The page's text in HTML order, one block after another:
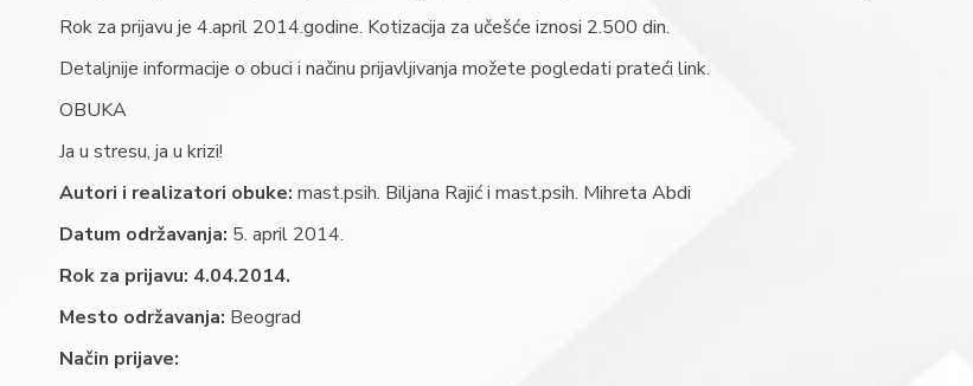
Rok za prijavu je 4.april 2014.godine. Kotizacija za učešće iznosi 2.500 din.
Detaljnije informacije o obuci i načinu prijavljivanja možete pogledati prateći link.
OBUKA
Ja u stresu, ja u krizi!
Autori i realizatori obuke: mast.psih. Biljana Rajić i mast.psih. Mihreta Abdi
Datum održavanja: 5. april 2014.
Rok za prijavu: 4.04.2014.
Mesto održavanja: Beograd
Način prijave: